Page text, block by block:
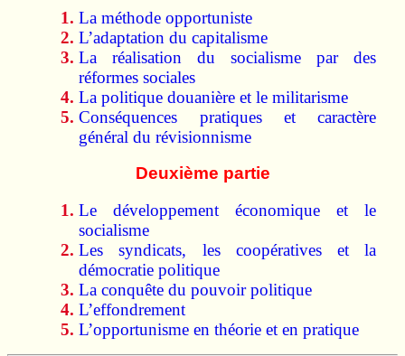
La méthode opportuniste
L’adaptation du capitalisme
La réalisation du socialisme par des
réformes sociales
La politique douanière et le militarisme
Conséquences pratiques et caractère
général du révisionnisme
Deuxième partie
Le développement économique et le
socialisme
Les syndicats, les coopératives et la
démocratie politique
La conquête du pouvoir politique
L’effondrement
L’opportunisme en théorie et en pratique